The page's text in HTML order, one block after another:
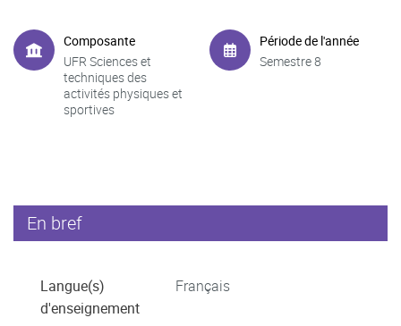
Composante
UFR Sciences et
techniques des
activités physiques et
sportives
Période de l'année
Semestre 8
En bref
Langue(s)
d'enseignement
Français